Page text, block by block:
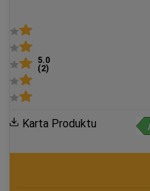
5.0
(2)
Karta Produktu